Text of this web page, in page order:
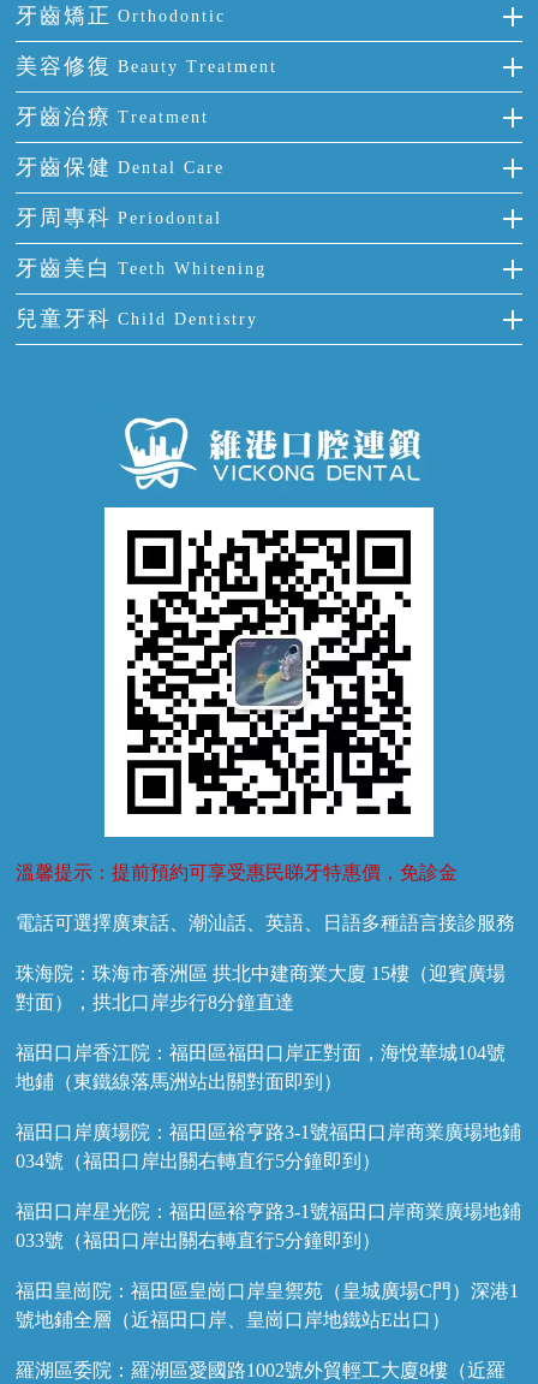
種牙
單顆牙缺失
門牙缺失
多顆牙缺失
半口缺失
全口缺失
牙齒矯正 Orthodontic
隱形箍牙
前牙反頜
牙齒擁擠
牙齒前突
牙齒稀疏
美容修復 Beauty Treatment
全瓷牙
烤瓷牙
氟斑牙
四環素牙
活動假牙
牙貼面
牙齒治療 Treatment
補牙
智齒
根管治療
拔牙
牙痛
牙齒保健 Dental Care
正確刷牙
全國愛牙日
預防牙病
牙科通識
牙周專科 Periodontal
牙周炎
牙齦出血
牙齦炎
牙齦萎縮
牙齒美白 Teeth Whitening
冷光美白
兒童牙科 Child Dentistry
溫馨提示：提前預約可享受惠民睇牙特惠價，免診金
電話可選擇廣東話、潮汕話、英語、日語多種語言接診服務
珠海院：珠海市香洲區 拱北中建商業大廈 15樓（迎賓廣場
對面），拱北口岸步行8分鐘直達
福田口岸香江院：福田區福田口岸正對面，海悅華城104號
地鋪（東鐵線落馬洲站出關對面即到）
福田口岸廣場院：福田區裕亨路3-1號福田口岸商業廣場地鋪
034號（福田口岸出關右轉直行5分鐘即到）
福田口岸星光院：福田區裕亨路3-1號福田口岸商業廣場地鋪
033號（福田口岸出關右轉直行5分鐘即到）
福田皇崗院：福田區皇崗口岸皇禦苑（皇城廣場C門）深港1
號地鋪全層（近福田口岸、皇崗口岸地鐵站E出口）
羅湖區委院：羅湖區愛國路1002號外貿輕工大廈8樓（近羅